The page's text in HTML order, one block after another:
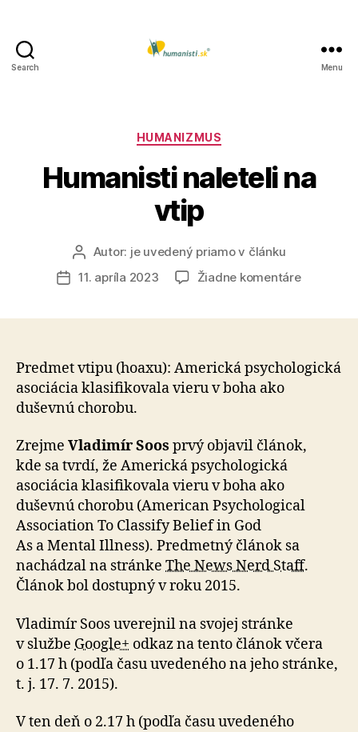
Search Menu
Kategórie
HUMANIZMUS
Humanisti naleteli na
vtip
Autor
článku
Autor: je uvedený priamo v článku
Dátum
11. apríla 2023 Žiadne komentárena
Predmet vtipu (hoaxu): Americká psychologická
asociácia klasifikovala vieru v boha ako
duševnú chorobu.
Zrejme Vladimír Soos prvý objavil článok,
kde sa tvrdí, že Americká psychologická
asociácia klasifikovala vieru v boha ako
duševnú chorobu (American Psychological
Association To Classify Belief in God
As a Mental Illness). Predmetný článok sa
nachádzal na stránke The News Nerd Staff.
Článok bol dostupný v roku 2015.
Vladimír Soos uverejnil na svojej stránke
v službe Google+ odkaz na tento článok včera
o 1.17 h (podľa času uvedeného na jeho stránke,
t. j. 17. 7. 2015).
V ten deň o 2.17 h (podľa času uvedeného